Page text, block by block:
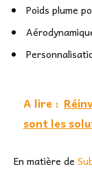
Poids plume
A lire :
sont les
En matière de